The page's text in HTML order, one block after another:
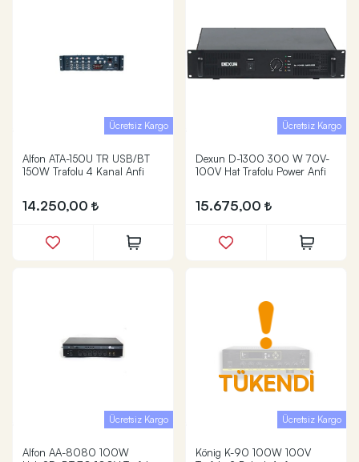
Ücretsiz Kargo
Alfon ATA-150U TR USB/BT
150W Trafolu 4 Kanal Anfi
14.250,00
Ücretsiz Kargo
Dexun D-1300 300 W 70V-
100V Hat Trafolu Power Anfi
15.675,00
Ücretsiz Kargo
Alfon AA-8080 100W
TÜKENDİ
Ücretsiz Kargo
König K-90 100W 100V